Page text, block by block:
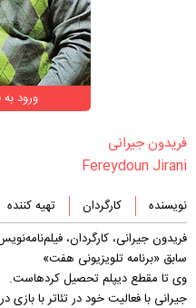
ورود
‏فریدون جیرانی‏
Fereydoun Jirani
نویسنده
کارگردان
تهیه کننده
سابق «برنامه تلویزیونی هفت» سال 1330 در شهر
وی تا مقطع دیپلم تحصیل کرده‎است.